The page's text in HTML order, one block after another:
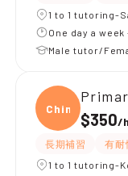
1 to 1 tutoring-
One day a
Male tutor/
Chine
$350/
長期補習 有耐
1 to 1 tutoring-